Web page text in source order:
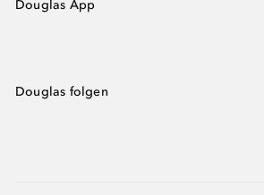
Douglas App
Douglas folgen